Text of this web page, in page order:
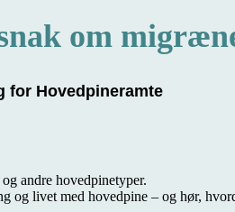
om
for Hovedpineramte
andre hovedpinetyper.
og livet med hovedpine – og hør,